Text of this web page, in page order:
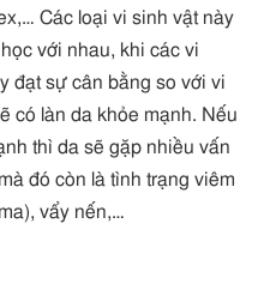
Các loại vi sinh vật này
với nhau, khi các vi
đạt sự cân bằng so với vi
có làn da khỏe mạnh. Nếu
thì da sẽ gặp nhiều vấn
đó còn là tình trạng viêm
vẩy nến,…